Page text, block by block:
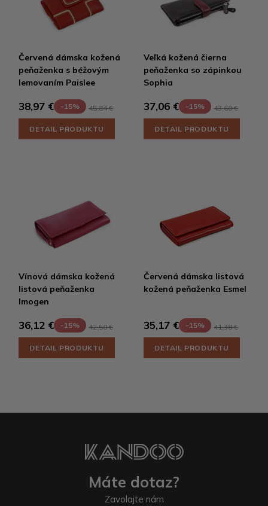
Červená dámska kožená
peňaženka s béžovým
lemovaním Paislee
38,97 € -15% 45,84 €
DETAIL PRODUKTU
Veľká kožená čierna
peňaženka so zápinkou
Sophia
37,06 € -15% 43,60 €
DETAIL PRODUKTU
Vínová dámska kožená
listová peňaženka
Imogen
36,12 € -15% 42,50 €
DETAIL PRODUKTU
Červená dámska listová
kožená peňaženka Esmel
35,17 € -15% 41,38 €
DETAIL PRODUKTU
Máte dotaz?
Zavolajte nám